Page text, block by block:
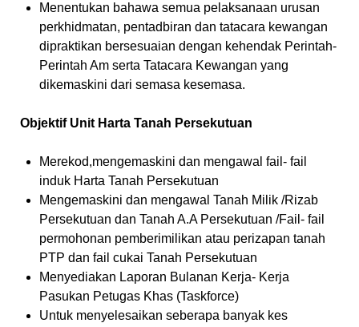
Menentukan bahawa semua pelaksanaan urusan
perkhidmatan, pentadbiran dan tatacara kewangan
dipraktikan bersesuaian dengan kehendak Perintah-
Perintah Am serta Tatacara Kewangan yang
dikemaskini dari semasa kesemasa.
Objektif Unit Harta Tanah Persekutuan
Merekod,mengemaskini dan mengawal fail- fail
induk Harta Tanah Persekutuan
Mengemaskini dan mengawal Tanah Milik /Rizab
Persekutuan dan Tanah A.A Persekutuan /Fail- fail
permohonan pemberimilikan atau perizapan tanah
PTP dan fail cukai Tanah Persekutuan
Menyediakan Laporan Bulanan Kerja- Kerja
Pasukan Petugas Khas (Taskforce)
Untuk menyelesaikan seberapa banyak kes